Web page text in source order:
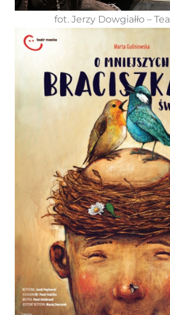
fot. Jerzy Dowgiałło –